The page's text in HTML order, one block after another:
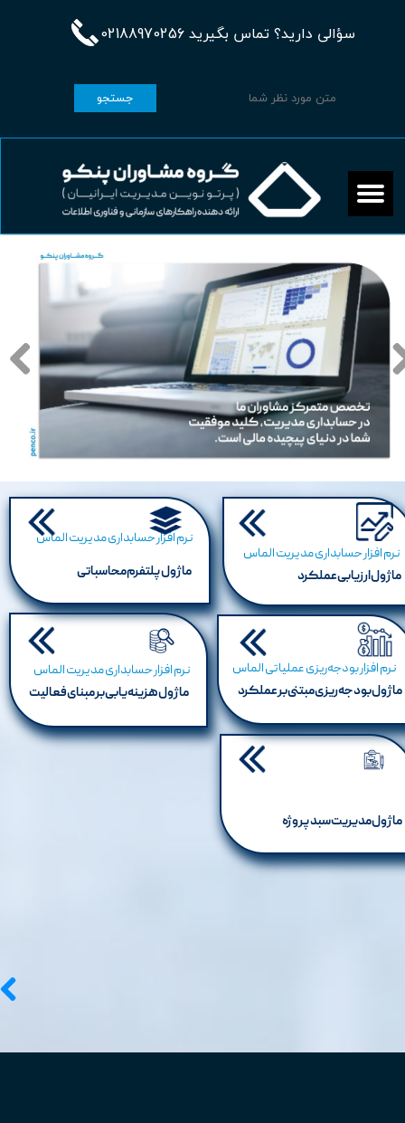
سؤالی دارید؟ تماس بگیرید 02188970256
جستجو
نرم افزار حسابداری مدیریت الماس
ماژول هزینه‌یابی بر مبنای فعالیت
نرم افزار حسابداری مدیریت الماس
ماژول ارزیابی عملکرد
نرم افزار حسابداری مدیریت الماس
ماژول پلتفرم محاسباتی
ماژول مدیریت سبد پروژه
نرم افزار بودجه‌ریزی عملیاتی الماس
ماژول بودجه ریزی مبتنی بر عملکرد